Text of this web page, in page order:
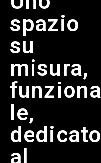
spazio
su
misura,
funziona
le,
dedicato
al